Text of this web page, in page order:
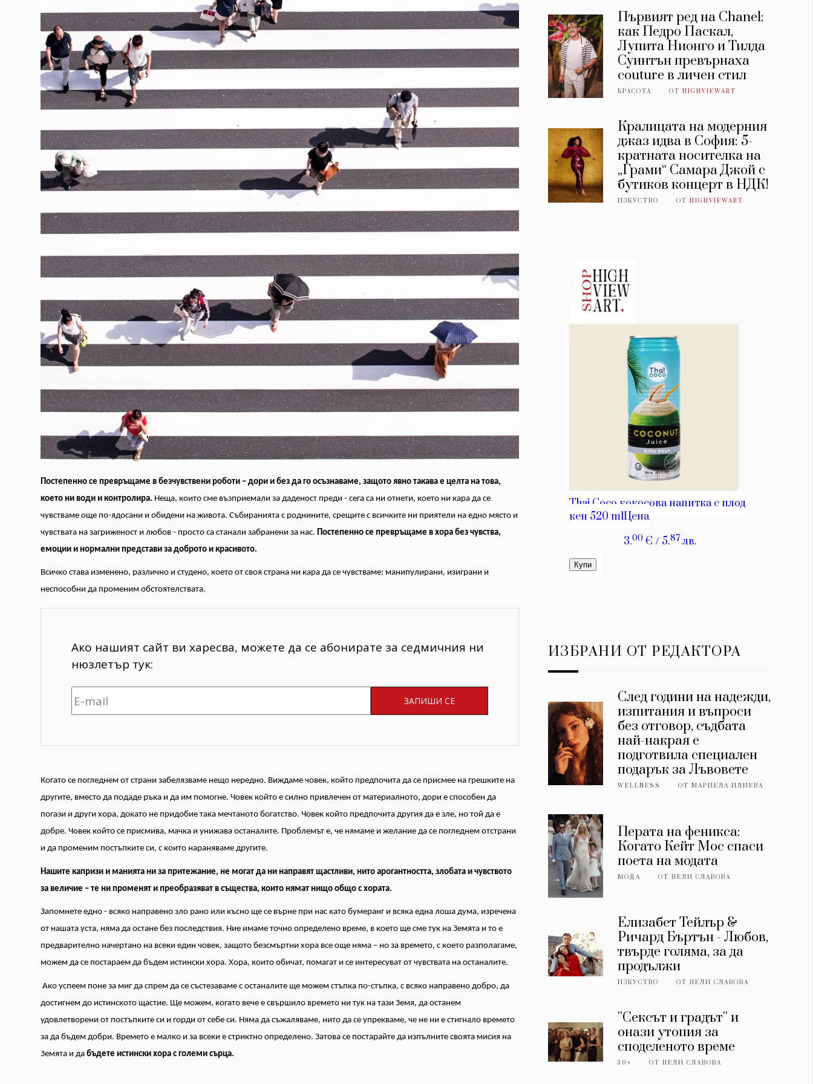
Постепенно се превръщаме в безчувствени роботи – дори и без да го осъзнаваме, защото явно такава е целта на това,
което ни води и контролира. Неща, които сме възприемали за даденост преди - сега са ни отнети, което ни кара да се
чувстваме още по-ядосани и обидени на живота. Събиранията с роднините, срещите с всичките ни приятели на едно място и
чувствата на загриженост и любов - просто са станали забранени за нас. Постепенно се превръщаме в хора без чувства,
емоции и нормални представи за доброто и красивото.
Всичко става изменено, различно и студено, което от своя страна ни кара да се чувстваме: манипулирани, изиграни и
неспособни да променим обстоятелствата.
Ако нашият сайт ви харесва, можете да се абонирате за седмичния ни
нюзлетър тук:
Когато се погледнем от страни забелязваме нещо нередно. Виждаме човек, който предпочита да се присмее на грешките на
другите, вместо да подаде ръка и да им помогне. Човек който е силно привлечен от материалното, дори е способен да
погази и други хора, докато не придобие така мечтаното богатство. Човек който предпочита другия да е зле, но той да е
добре. Човек който се присмива, мачка и унижава останалите. Проблемът е, че нямаме и желание да се погледнем отстрани
и да променим постъпките си, с които нараняваме другите.
Нашите капризи и манията ни за притежание, не могат да ни направят щастливи, нито арогантността, злобата и чувството
за величие – те ни променят и преобразяват в същества, които нямат нищо общо с хората.
Запомнете едно - всяко направено зло рано или късно ще се върне при нас като бумеранг и всяка една лоша дума, изречена
от нашата уста, няма да остане без последствия. Ние имаме точно определено време, в което ще сме тук на Земята и то е
предварително начертано на всеки един човек, защото безсмъртни хора все още няма – но за времето, с което разполагаме,
можем да се постараем да бъдем истински хора. Хора, които обичат, помагат и се интересуват от чувствата на останалите.
Ако успеем поне за миг да спрем да се състезаваме с останалите ще можем стъпка по-стъпка, с всяко направено добро, да
достигнем до истинското щастие. Ще можем, когато вече е свършило времето ни тук на тази Земя, да останем
удовлетворени от постъпките си и горди от себе си. Няма да съжаляваме, нито да се упрекваме, че не ни е стигнало времето
за да бъдем добри. Времето е малко и за всеки е стриктно определено. Затова се постарайте да изпълните своята мисия на
Земята и да бъдете истински хора с големи сърца.
Първият ред на Chanel:
как Педро Паскал,
Лупита Нионго и Тилда
Суинтън превърнаха
couture в личен стил
КРАСОТА ОТHIGHVIEWART
Кралицата на модерния
джаз идва в София: 5-
кратната носителка на
„Грами“ Самара Джой с
бутиков концерт в НДК!
ИЗКУСТВО ОТHIGHVIEWART
ИЗБРАНИ ОТ РЕДАКТОРА
След години на надежди,
изпитания и въпроси
без отговор, съдбата
най-накрая е
подготвила специален
подарък за Лъвовете
WELLNESS ОТМАРИЕЛА ИЛИЕВА
Перата на феникса:
Когато Кейт Мос спаси
поета на модата
МОДА ОТНЕЛИ СЛАВОВА
Елизабет Тейлър &
Ричард Бъртън - Любов,
твърде голяма, за да
продължи
ИЗКУСТВО ОТНЕЛИ СЛАВОВА
''Сексът и градът'' и
онази утопия за
споделеното време
30+ ОТНЕЛИ СЛАВОВА